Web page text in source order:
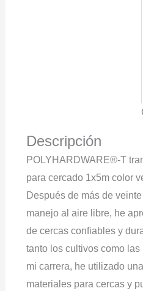
Descripción
POLYHARDWARE®-T
para cercado 1x5m color
Después de más de
manejo al aire libre, he
de cercas confiables y
tanto los cultivos como las
mi carrera, he utilizado
materiales para cercas y